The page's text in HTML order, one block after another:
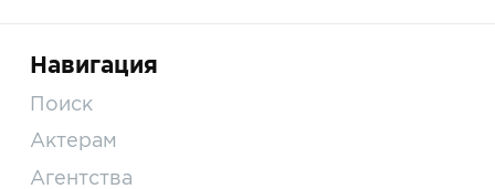
Навигация
Поиск
Актерам
Агентства